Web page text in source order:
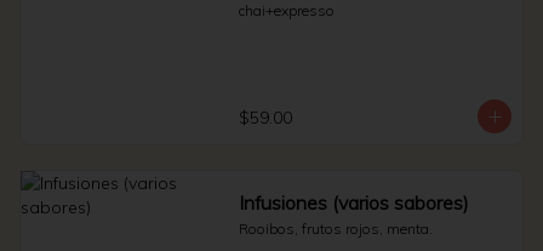
chai+expresso
$59.00
Infusiones (varios sabores)
Rooibos, frutos rojos, menta.